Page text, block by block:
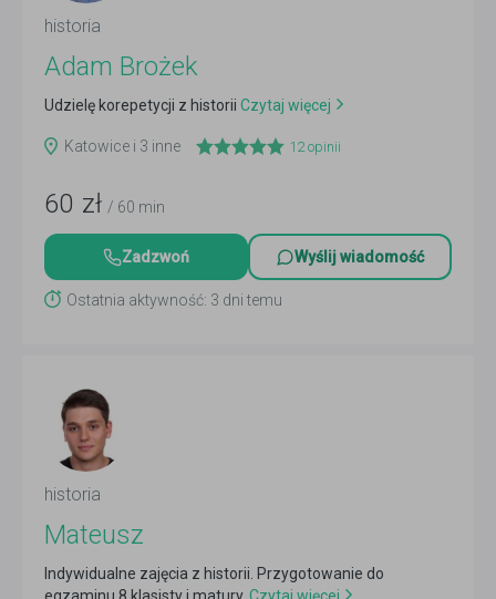
historia
Adam Brożek
Udzielę korepetycji z historii Czytaj więcej
Katowice i 3 inne 12opinii
60 zł / 60 min
Zadzwoń Wyślij wiadomość
Ostatnia aktywność: 3 dni temu
historia
Mateusz
Indywidualne zajęcia z historii. Przygotowanie do